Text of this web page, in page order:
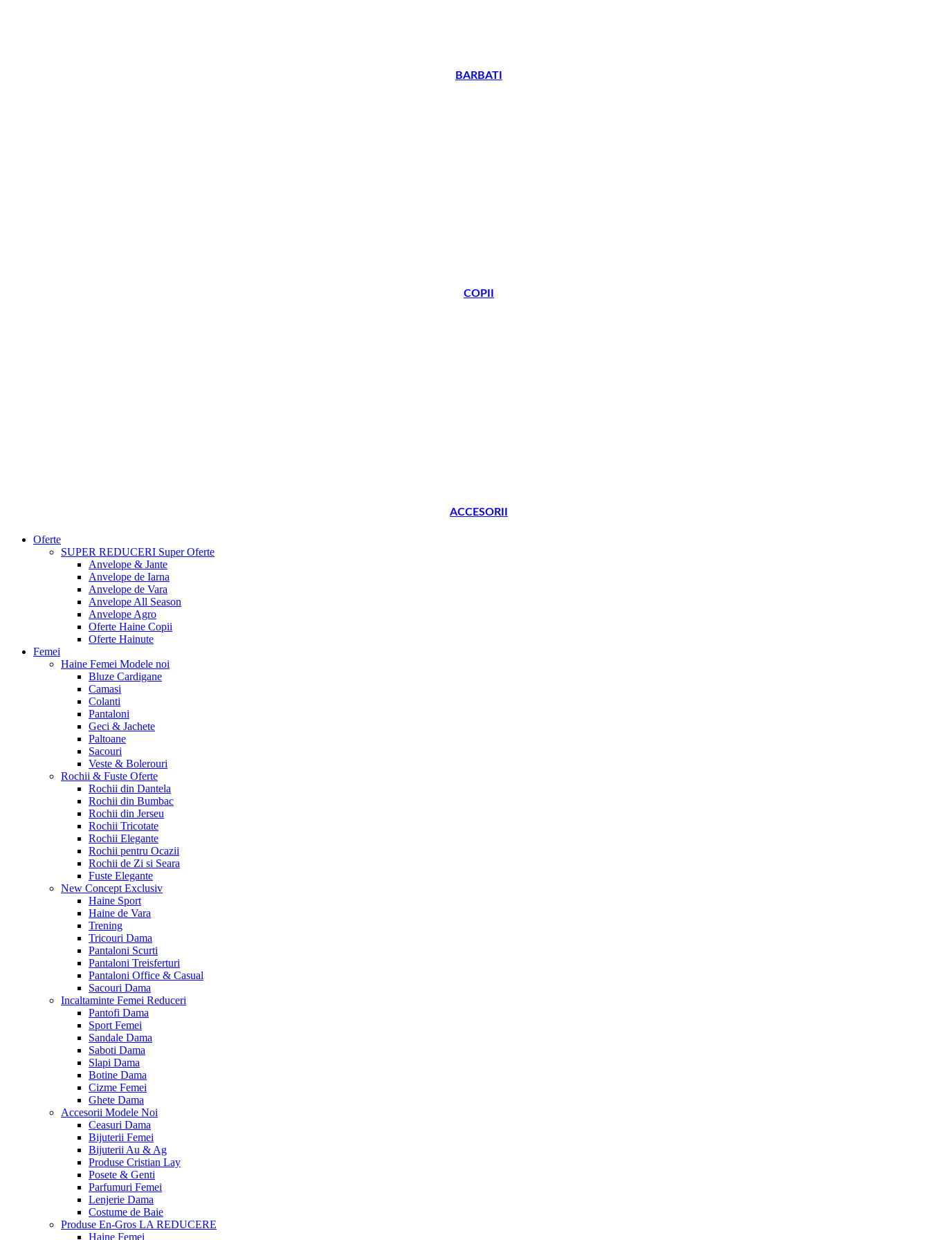
BARBATI
COPII
ACCESORII
Oferte
SUPER REDUCERI Super Oferte
Anvelope & Jante
Anvelope de Iarna
Anvelope de Vara
Anvelope All Season
Anvelope Agro
Oferte Haine Copii
Oferte Hainute
Femei
Haine Femei Modele noi
Bluze Cardigane
Camasi
Colanti
Pantaloni
Geci & Jachete
Paltoane
Sacouri
Veste & Bolerouri
Rochii & Fuste Oferte
Rochii din Dantela
Rochii din Bumbac
Rochii din Jerseu
Rochii Tricotate
Rochii Elegante
Rochii pentru Ocazii
Rochii de Zi si Seara
Fuste Elegante
New Concept Exclusiv
Haine Sport
Haine de Vara
Trening
Tricouri Dama
Pantaloni Scurti
Pantaloni Treisferturi
Pantaloni Office & Casual
Sacouri Dama
Incaltaminte Femei Reduceri
Pantofi Dama
Sport Femei
Sandale Dama
Saboti Dama
Slapi Dama
Botine Dama
Cizme Femei
Ghete Dama
Accesorii Modele Noi
Ceasuri Dama
Bijuterii Femei
Bijuterii Au & Ag
Produse Cristian Lay
Posete & Genti
Parfumuri Femei
Lenjerie Dama
Costume de Baie
Produse En-Gros LA REDUCERE
Haine Femei